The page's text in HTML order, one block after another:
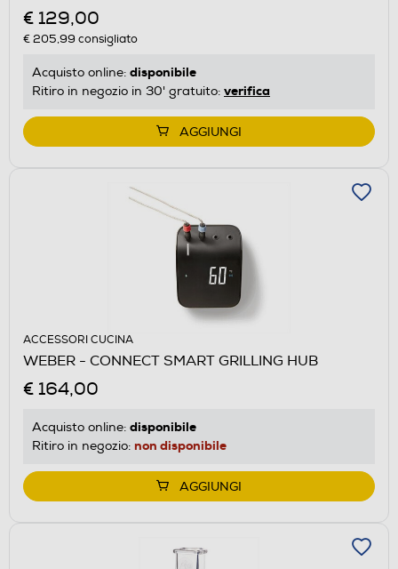
€ 129,00
€ 205,99 consigliato
Acquisto online: disponibile
Ritiro in negozio in 30' gratuito: verifica
AGGIUNGI
ACCESSORI CUCINA
WEBER - CONNECT SMART GRILLING HUB
€ 164,00
Acquisto online: disponibile
Ritiro in negozio: non disponibile
AGGIUNGI